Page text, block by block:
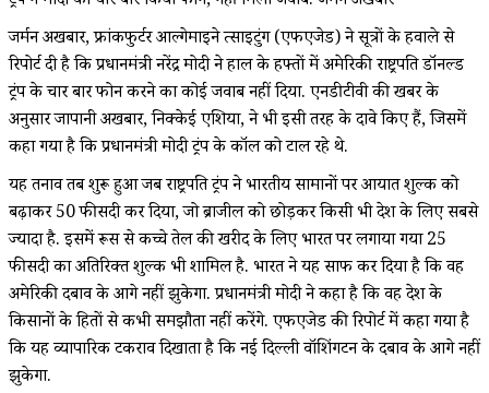
जर्मन अखबार, फ्रांकफुर्टर आल्गेमाइने त्साइटुंग (एफएजेड) ने सूत्रों के हवाले से
रिपोर्ट दी है कि प्रधानमंत्री नरेंद्र मोदी ने हाल के हफ्तों में अमेरिकी राष्ट्रपति डॉनल्ड
ट्रंप के चार बार फोन करने का कोई जवाब नहीं दिया. एनडीटीवी की खबर के
अनुसार जापानी अखबार, निक्केई एशिया, ने भी इसी तरह के दावे किए हैं, जिसमें
कहा गया है कि प्रधानमंत्री मोदी ट्रंप के कॉल को टाल रहे थे.
यह तनाव तब शुरू हुआ जब राष्ट्रपति ट्रंप ने भारतीय सामानों पर आयात शुल्क को
बढ़ाकर 50 फीसदी कर दिया, जो ब्राजील को छोड़कर किसी भी देश के लिए सबसे
ज्यादा है. इसमें रूस से कच्चे तेल की खरीद के लिए भारत पर लगाया गया 25
फीसदी का अतिरिक्त शुल्क भी शामिल है. भारत ने यह साफ कर दिया है कि वह
अमेरिकी दबाव के आगे नहीं झुकेगा. प्रधानमंत्री मोदी ने कहा है कि वह देश के
किसानों के हितों से कभी समझौता नहीं करेंगे. एफएजेड की रिपोर्ट में कहा गया है
कि यह व्यापारिक टकराव दिखाता है कि नई दिल्ली वॉशिंगटन के दबाव के आगे नहीं
झुकेगा.